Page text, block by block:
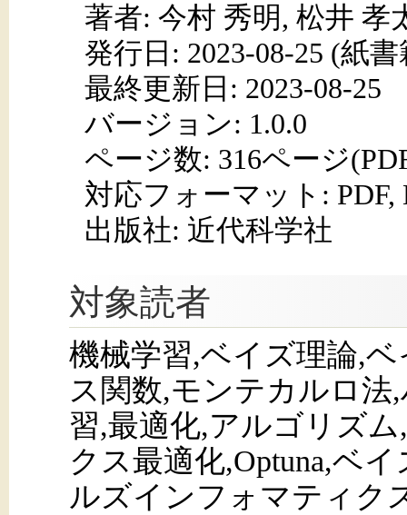
著者: 今村 秀明, 松井 孝
発行日: 2023-08-25 (紙書
最終更新日: 2023-08-25
バージョン: 1.0.0
ページ数: 316ページ
対応フォーマット: PDF,
出版社: 近代科学社
対象読者
機械学習,ベイズ理論,
ス関数,モンテカルロ
習,最適化,アルゴリズ
クス最適化,Optuna,ベ
ルズインフォマティク